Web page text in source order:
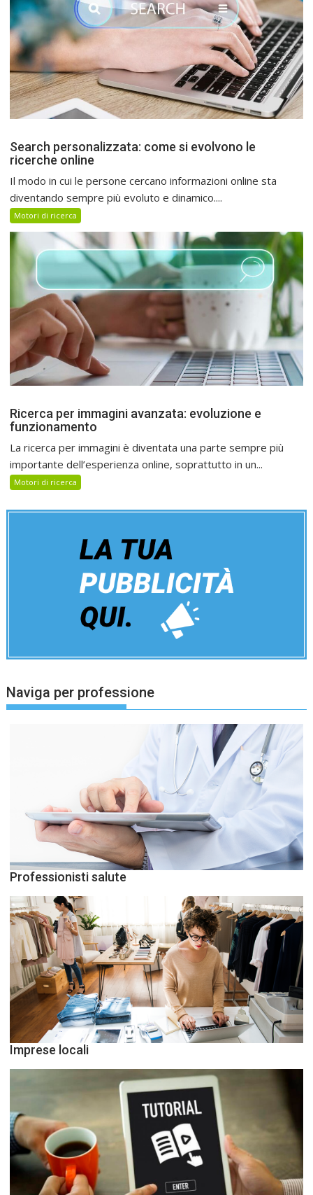
Search personalizzata: come si evolvono le
ricerche online
Il modo in cui le persone cercano informazioni online sta
diventando sempre più evoluto e dinamico....
Motori di ricerca
Ricerca per immagini avanzata: evoluzione e
funzionamento
La ricerca per immagini è diventata una parte sempre più
importante dell’esperienza online, soprattutto in un...
Motori di ricerca
Naviga per professione
Professionisti salute
Imprese locali